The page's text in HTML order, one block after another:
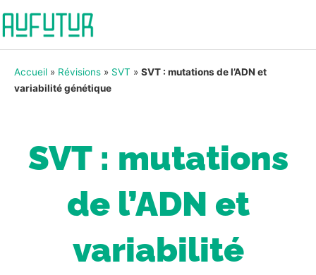
Accueil » Révisions » SVT » SVT : mutations de l’ADN et
variabilité génétique
SVT : mutations
de l’ADN et
variabilité